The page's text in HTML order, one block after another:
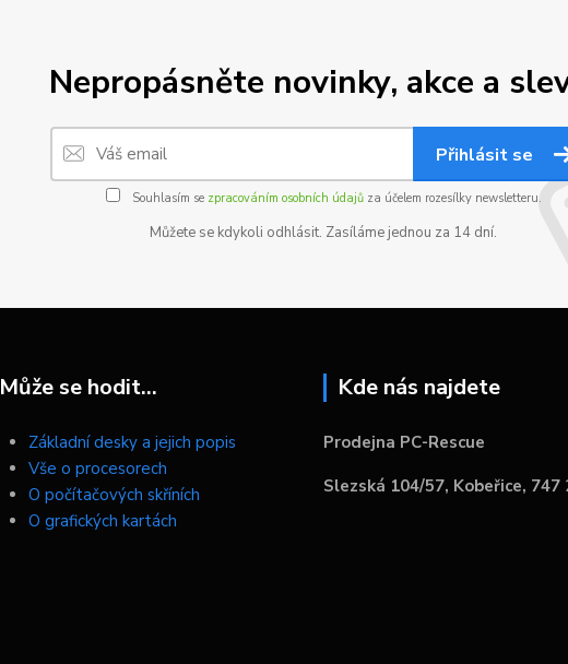
Nepropásněte novinky, akce a
Přihlásit se
Souhlasím se zpracováním osobních údajůza účelem rozesílky newsletteru.
Můžete se kdykoli odhlásit. Zasíláme jednou za 14 dní.
Může se hodit...
Základní desky a jejich popis
Vše o procesorech
O počítačových skříních
O grafických kartách
Kde nás najdete
Prodejna PC-Rescue
Slezská 104/57, Kobeřice, 747